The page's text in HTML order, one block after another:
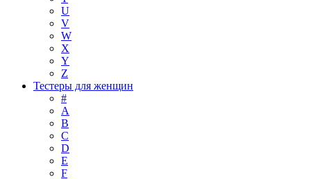
U
V
W
X
Y
Z
Тестеры для женщин
#
A
B
C
D
E
F